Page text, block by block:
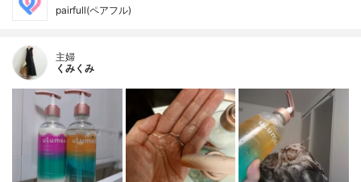
pairfull(ペアフル)
主婦
くみくみ